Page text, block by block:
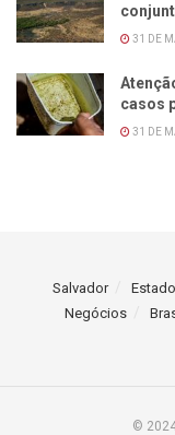
31 DE
casos
31 DE
Salvador Estado
Negócios
©